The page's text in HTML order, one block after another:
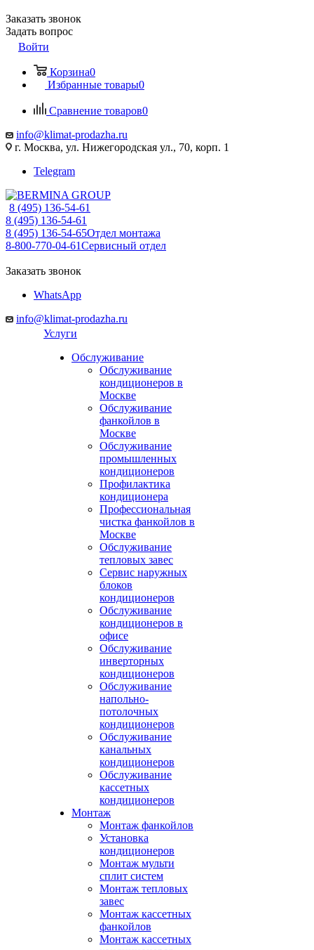
Заказать звонок
Задать вопрос
Войти
Корзина0
Избранные товары0
Сравнение товаров0
info@klimat-prodazha.ru
г. Москва, ул. Нижегородская ул., 70, корп. 1
Telegram
8 (495) 136-54-61
8 (495) 136-54-61
8 (495) 136-54-65Отдел монтажа
8-800-770-04-61Сервисный отдел
Заказать звонок
WhatsApp
info@klimat-prodazha.ru
Услуги
Обслуживание
Обслуживание
кондиционеров в
Москве
Обслуживание
фанкойлов в
Москве
Обслуживание
промышленных
кондиционеров
Профилактика
кондиционера
Профессиональная
чистка фанкойлов в
Москве
Обслуживание
тепловых завес
Сервис наружных
блоков
кондиционеров
Обслуживание
кондиционеров в
офисе
Обслуживание
инверторных
кондиционеров
Обслуживание
напольно-
потолочных
кондиционеров
Обслуживание
канальных
кондиционеров
Обслуживание
кассетных
кондиционеров
Монтаж
Монтаж фанкойлов
Установка
кондиционеров
Монтаж мульти
сплит систем
Монтаж тепловых
завес
Монтаж кассетных
фанкойлов
Монтаж кассетных